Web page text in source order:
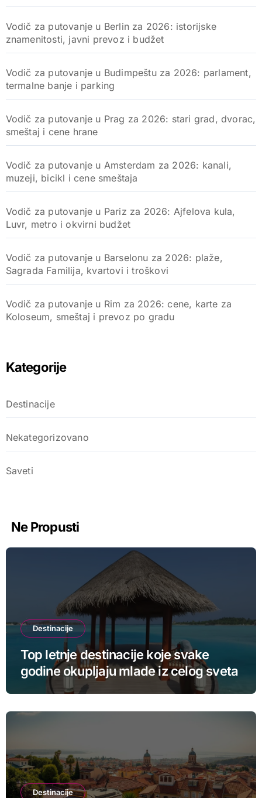
Vodič za putovanje u Berlin za 2026: istorijske
znamenitosti, javni prevoz i budžet
Vodič za putovanje u Budimpeštu za 2026: parlament,
termalne banje i parking
Vodič za putovanje u Prag za 2026: stari grad, dvorac,
smeštaj i cene hrane
Vodič za putovanje u Amsterdam za 2026: kanali,
muzeji, bicikl i cene smeštaja
Vodič za putovanje u Pariz za 2026: Ajfelova kula,
Luvr, metro i okvirni budžet
Vodič za putovanje u Barselonu za 2026: plaže,
Sagrada Familija, kvartovi i troškovi
Vodič za putovanje u Rim za 2026: cene, karte za
Koloseum, smeštaj i prevoz po gradu
Kategorije
Destinacije
Nekategorizovano
Saveti
Ne Propusti
Destinacije
Top letnje destinacije koje svake
godine okupljaju mlade iz celog sveta
Destinacije